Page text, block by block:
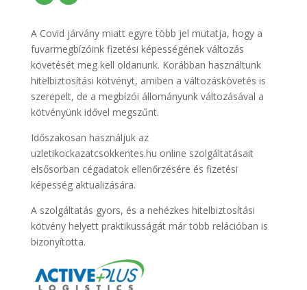
A Covid járvány miatt egyre több jel mutatja, hogy a
fuvarmegbízóink fizetési képességének változás
követését meg kell oldanunk. Korábban használtunk
hitelbiztosítási kötvényt, amiben a változáskövetés is
szerepelt, de a megbízói állományunk változásával a
kötvényünk idővel megszűnt.
Időszakosan használjuk az
uzletikockazatcsokkentes.hu online szolgáltatásait
elsősorban cégadatok ellenőrzésére és fizetési
képesség aktualizására.
A szolgáltatás gyors, és a nehézkes hitelbiztosítási
kötvény helyett praktikusságát már több relációban is
bizonyította.